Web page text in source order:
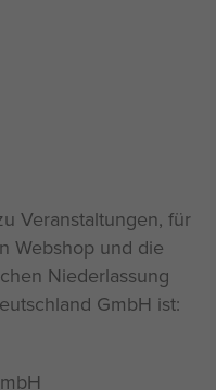
Veranstaltungen, für
Webshop und die
Niederlassung
GmbH ist: